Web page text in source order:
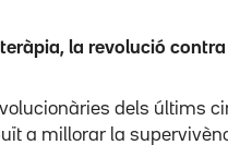
la revolució
dels últims
a millorar la